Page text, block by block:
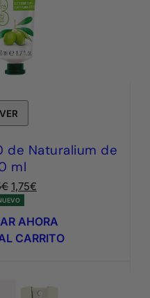
VER
de Naturalium de
ml
€ El
precio
original
era:
1,75€
actual
es:
AHORA
CARRITO